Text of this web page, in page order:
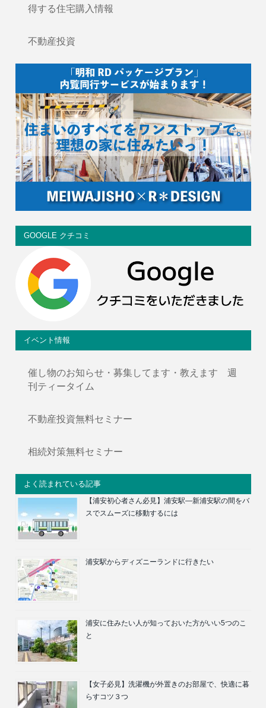
得する住宅購入情報
不動産投資
GOOGLE クチコミ
イベント情報
催し物のお知らせ・募集してます・教えます 週
刊ティータイム
不動産投資無料セミナー
相続対策無料セミナー
よく読まれている記事
【浦安初心者さん必見】浦安駅―新浦安駅の間をバ
スでスムーズに移動するには
浦安駅からディズニーランドに行きたい
浦安に住みたい人が知っておいた方がいい5つのこ
と
【女子必見】洗濯機が外置きのお部屋で、快適に暮
らすコツ３つ